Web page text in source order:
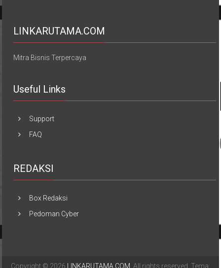
LINKARUTAMA.COM
Mitra Bisnis Terpercaya
Useful Links
Support
FAQ
REDAKSI
Box Redaksi
Pedoman Cyber
Copyright © 2026 LINKARUTAMA.COM . All rights reserved. Tema: